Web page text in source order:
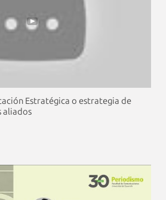
Estratégica o estrategia de
aliados